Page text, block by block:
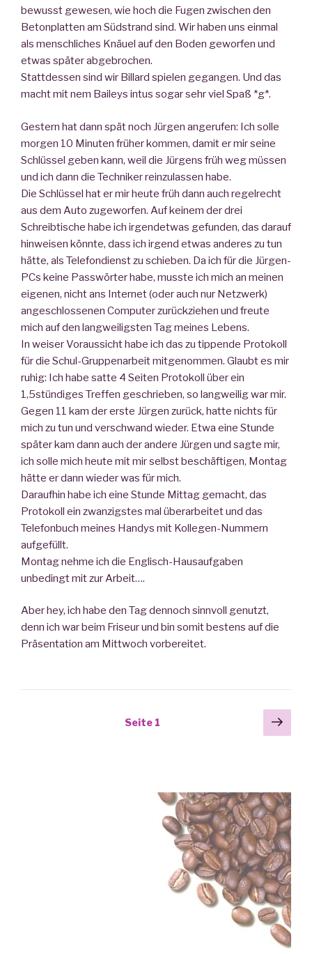
bewusst gewesen, wie hoch die Fugen zwischen den
Betonplatten am Südstrand sind. Wir haben uns einmal
als menschliches Knäuel auf den Boden geworfen und
etwas später abgebrochen.
Stattdessen sind wir Billard spielen gegangen. Und das
macht mit nem Baileys intus sogar sehr viel Spaß *g*.
Gestern hat dann spät noch Jürgen angerufen: Ich solle
morgen 10 Minuten früher kommen, damit er mir seine
Schlüssel geben kann, weil die Jürgens früh weg müssen
und ich dann die Techniker reinzulassen habe.
Die Schlüssel hat er mir heute früh dann auch regelrecht
aus dem Auto zugeworfen. Auf keinem der drei
Schreibtische habe ich irgendetwas gefunden, das darauf
hinweisen könnte, dass ich irgend etwas anderes zu tun
hätte, als Telefondienst zu schieben. Da ich für die Jürgen-
PCs keine Passwörter habe, musste ich mich an meinen
eigenen, nicht ans Internet (oder auch nur Netzwerk)
angeschlossenen Computer zurückziehen und freute
mich auf den langweiligsten Tag meines Lebens.
In weiser Voraussicht habe ich das zu tippende Protokoll
für die Schul-Gruppenarbeit mitgenommen. Glaubt es mir
ruhig: Ich habe satte 4 Seiten Protokoll über ein
1,5stündiges Treffen geschrieben, so langweilig war mir.
Gegen 11 kam der erste Jürgen zurück, hatte nichts für
mich zu tun und verschwand wieder. Etwa eine Stunde
später kam dann auch der andere Jürgen und sagte mir,
ich solle mich heute mit mir selbst beschäftigen, Montag
hätte er dann wieder was für mich.
Daraufhin habe ich eine Stunde Mittag gemacht, das
Protokoll ein zwanzigstes mal überarbeitet und das
Telefonbuch meines Handys mit Kollegen-Nummern
aufgefüllt.
Montag nehme ich die Englisch-Hausaufgaben
unbedingt mit zur Arbeit….
Aber hey, ich habe den Tag dennoch sinnvoll genutzt,
denn ich war beim Friseur und bin somit bestens auf die
Präsentation am Mittwoch vorbereitet.
Beitragsnavigation
Seite 1